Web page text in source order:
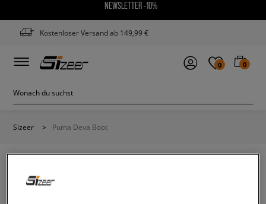
NEWSLETTER -10%
Kostenloser Versand ab 149,99 €
0 0
Sizeer > Puma Deva Boot